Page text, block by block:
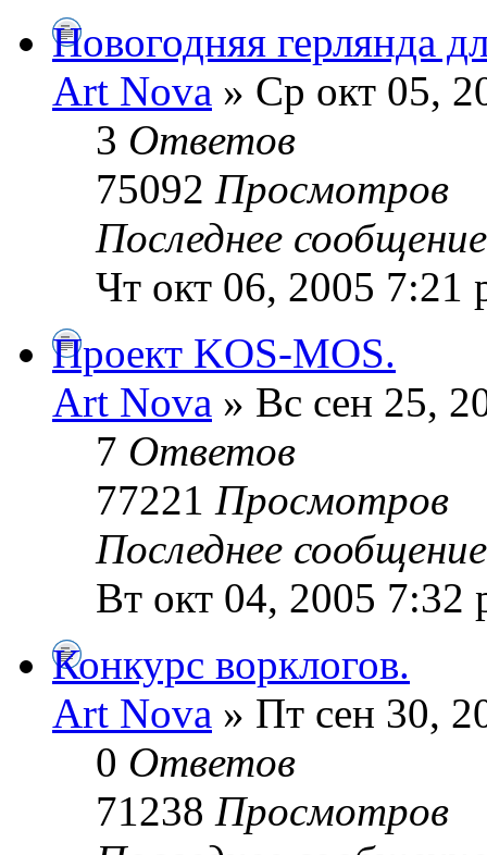
Новогодняя герлянда
Art Nova » Ср окт 05,
3 Ответов
75092 Просмотров
Последнее
Чт окт 06, 2005 7:21
Проект KOS-MOS.
Art Nova » Вс сен 25,
7 Ответов
77221 Просмотров
Последнее
Вт окт 04, 2005 7:32
Конкурс ворклогов.
Art Nova » Пт сен 30,
0 Ответов
71238 Просмотров